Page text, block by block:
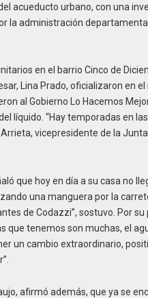
acueducto urbano, con una
la administración
en el barrio Cinco de
Lina Prado, oficializaron en el
al Gobierno Lo Hacemos
líquido. “Hay temporadas en
vicepresidente de la
que hoy en día a su casa no
una manguera por la
de Codazzi”, sostuvo. Por
que tenemos son muchas, el
un cambio extraordinario,
afirmó además, que ya se